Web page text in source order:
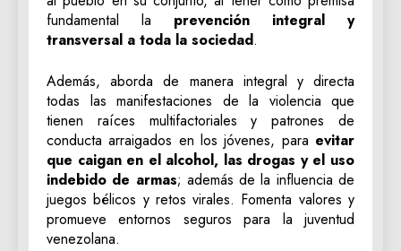
fundamental la prevención integral y
transversal a toda la sociedad.
Además, aborda de manera integral y directa
todas las manifestaciones de la violencia que
tienen raíces multifactoriales y patrones de
conducta arraigados en los jóvenes, para evitar
que caigan en el alcohol, las drogas y el uso
indebido de armas; además de la influencia de
juegos bélicos y retos virales. Fomenta valores y
promueve entornos seguros para la juventud
venezolana.